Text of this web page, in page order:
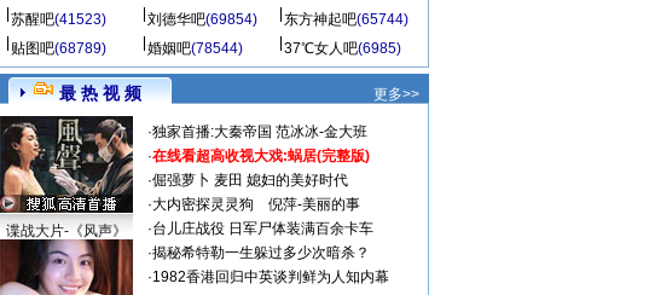
苏醒吧(41523) 刘德华吧(69854) 东方神起吧(65744)
贴图吧(68789) 婚姻吧(78544) 37℃女人吧(6985)
最 热 视 频 更多>>
谍战大片-《风声》
·独家首播:大秦帝国 范冰冰-金大班
·在线看超高收视大戏:蜗居(完整版)
·倔强萝卜 麦田 媳妇的美好时代
·大内密探灵灵狗
倪萍-美丽的事
·台儿庄战役 日军尸体装满百余卡车
·揭秘希特勒一生躲过多少次暗杀？
·1982香港回归中英谈判鲜为人知内幕